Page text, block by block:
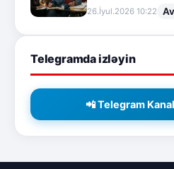
26.İyul.2026 10:22
Telegramda izləyin
📲 Telegram